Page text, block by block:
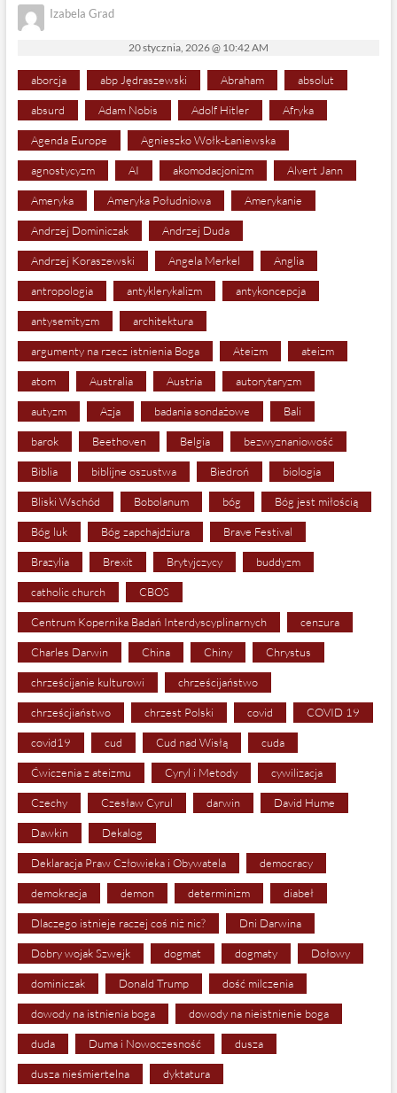
Izabela Grad
20 stycznia, 2026 @ 10:42 AM
aborcja abp Jędraszewski Abraham absolut
absurd Adam Nobis Adolf Hitler Afryka
Agenda Europe Agnieszko Wołk-Łaniewska
agnostycyzm AI akomodacjonizm Alvert Jann
Ameryka Ameryka Południowa Amerykanie
Andrzej Dominiczak Andrzej Duda
Andrzej Koraszewski Angela Merkel Anglia
antropologia antyklerykalizm antykoncepcja
antysemityzm architektura
argumenty na rzecz istnienia Boga Ateizm ateizm
atom Australia Austria autorytaryzm
autyzm Azja badania sondażowe Bali
barok Beethoven Belgia bezwyznaniowość
Biblia biblijne oszustwa Biedroń biologia
Bliski Wschód Bobolanum bóg Bóg jest miłością
Bóg luk Bóg zapchajdziura Brave Festival
Brazylia Brexit Brytyjczycy buddyzm
catholic church CBOS
Centrum Kopernika Badań Interdyscyplinarnych cenzura
Charles Darwin China Chiny Chrystus
chrześcijanie kulturowi chrześcijaństwo
chrześcjiaństwo chrzest Polski covid COVID 19
covid19 cud Cud nad Wisłą cuda
Ćwiczenia z ateizmu Cyryl i Metody cywilizacja
Czechy Czesław Cyrul darwin David Hume
Dawkin Dekalog
Deklaracja Praw Człowieka i Obywatela democracy
demokracja demon determinizm diabeł
Dlaczego istnieje raczej coś niż nic? Dni Darwina
Dobry wojak Szwejk dogmat dogmaty Dołowy
dominiczak Donald Trump dość milczenia
dowody na istnienia boga dowody na nieistnienie boga
duda Duma i Nowoczesność dusza
dusza nieśmiertelna dyktatura